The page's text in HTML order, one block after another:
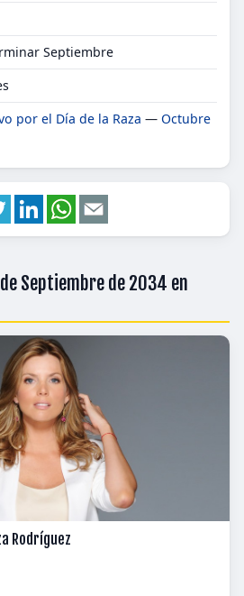
Septiembre
por el Día de la Raza — Octubre
Septiembre de 2034 en
Rodríguez